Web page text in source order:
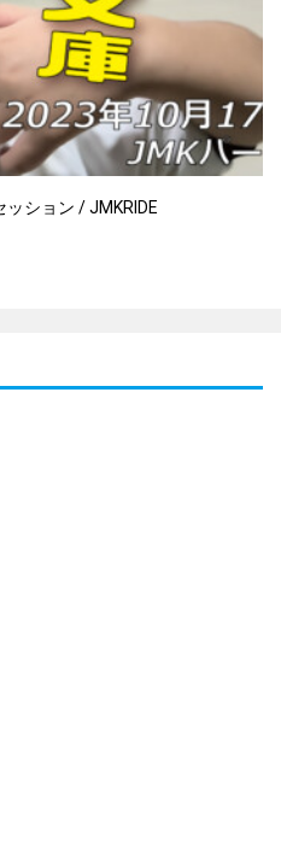
ション / JMKRIDE